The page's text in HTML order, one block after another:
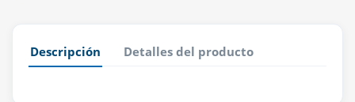
Descripción Detalles del producto